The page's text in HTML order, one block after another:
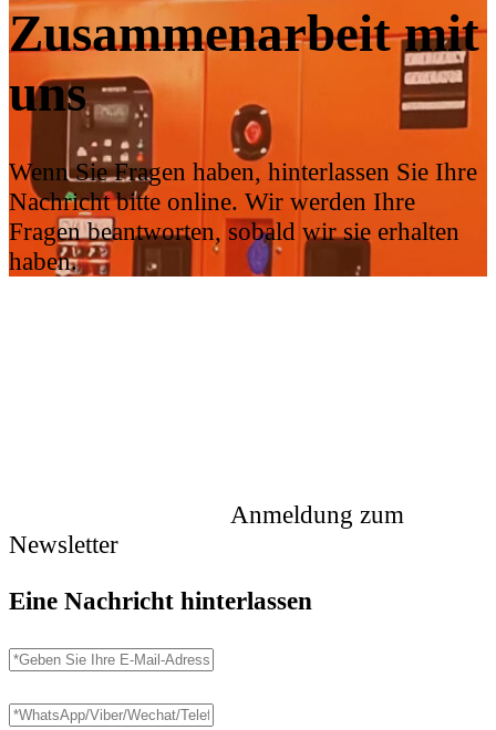
Zusammenarbeit mit
uns
Wenn Sie Fragen haben, hinterlassen Sie Ihre
Nachricht bitte online. Wir werden Ihre
Fragen beantworten, sobald wir sie erhalten
haben.
Anmeldung zum
Newsletter
Eine Nachricht hinterlassen